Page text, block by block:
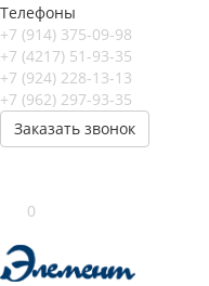
Телефоны
+7 (914) 375-09-98
+7 (4217) 51-93-35
+7 (924) 228-13-13
+7 (962) 297-93-35
Заказать звонок
0